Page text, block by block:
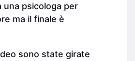
una psicologa per
ma il finale è
sono state girate